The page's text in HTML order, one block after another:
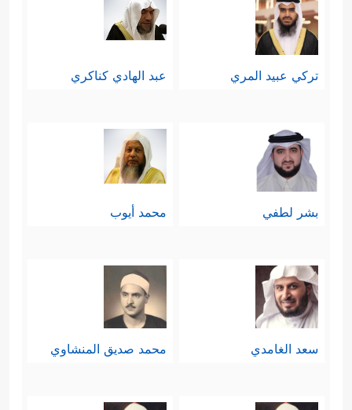
تركي عبيد المري عبد الهادي كناكري
بشر لطفي محمد أيوب
سعد الغامدي محمد صديق المنشاوي